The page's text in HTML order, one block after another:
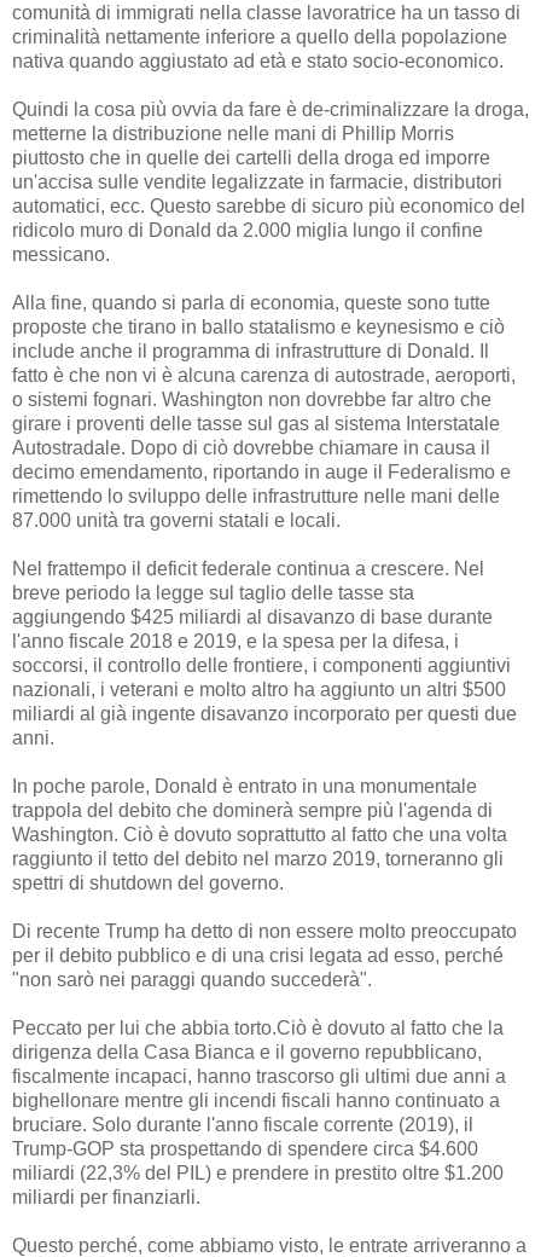
comunità di immigrati nella classe lavoratrice ha un tasso di
criminalità nettamente inferiore a quello della popolazione
nativa quando aggiustato ad età e stato socio-economico.
Quindi la cosa più ovvia da fare è de-criminalizzare la droga,
metterne la distribuzione nelle mani di Phillip Morris
piuttosto che in quelle dei cartelli della droga ed imporre
un'accisa sulle vendite legalizzate in farmacie, distributori
automatici, ecc. Questo sarebbe di sicuro più economico del
ridicolo muro di Donald da 2.000 miglia lungo il confine
messicano.
Alla fine, quando si parla di economia, queste sono tutte
proposte che tirano in ballo statalismo e keynesismo e ciò
include anche il programma di infrastrutture di Donald. Il
fatto è che non vi è alcuna carenza di autostrade, aeroporti,
o sistemi fognari. Washington non dovrebbe far altro che
girare i proventi delle tasse sul gas al sistema Interstatale
Autostradale. Dopo di ciò dovrebbe chiamare in causa il
decimo emendamento, riportando in auge il Federalismo e
rimettendo lo sviluppo delle infrastrutture nelle mani delle
87.000 unità tra governi statali e locali.
Nel frattempo il deficit federale continua a crescere. Nel
breve periodo la legge sul taglio delle tasse sta
aggiungendo $425 miliardi al disavanzo di base durante
l'anno fiscale 2018 e 2019, e la spesa per la difesa, i
soccorsi, il controllo delle frontiere, i componenti aggiuntivi
nazionali, i veterani e molto altro ha aggiunto un altri $500
miliardi al già ingente disavanzo incorporato per questi due
anni.
In poche parole, Donald è entrato in una monumentale
trappola del debito che dominerà sempre più l'agenda di
Washington. Ciò è dovuto soprattutto al fatto che una volta
raggiunto il tetto del debito nel marzo 2019, torneranno gli
spettri di shutdown del governo.
Di recente Trump ha detto di non essere molto preoccupato
per il debito pubblico e di una crisi legata ad esso, perché
"non sarò nei paraggi quando succederà".
Peccato per lui che abbia torto.Ciò è dovuto al fatto che la
dirigenza della Casa Bianca e il governo repubblicano,
fiscalmente incapaci, hanno trascorso gli ultimi due anni a
bighellonare mentre gli incendi fiscali hanno continuato a
bruciare. Solo durante l'anno fiscale corrente (2019), il
Trump-GOP sta prospettando di spendere circa $4.600
miliardi (22,3% del PIL) e prendere in prestito oltre $1.200
miliardi per finanziarli.
Questo perché, come abbiamo visto, le entrate arriveranno a